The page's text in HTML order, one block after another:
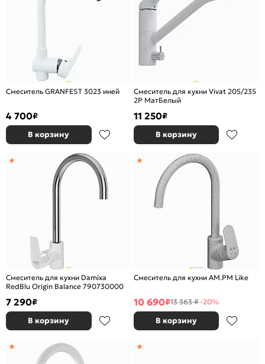
Смеситель GRANFEST 3023 иней
4 700₽
В корзину
Смеситель для кухни Vivat 205/235
2Р МатБелый
11 250₽
В корзину
Смеситель для кухни Damixa
RedBlu Origin Balance 790730000
7 290₽
В корзину
Смеситель для кухни AM.PM Like
10 690₽13 363 ₽-20%
В корзину